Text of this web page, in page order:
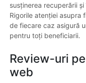
susținerea recuperării
Rigorile atenției asupra
de fiecare caz asigură
pentru toți beneficiarii.
Review-uri
web